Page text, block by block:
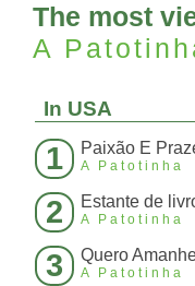
The most
A
In USA
1 Paixão E
A Patotinha
2 Estante de
A Patotinha
3 Quero
A Patotinha